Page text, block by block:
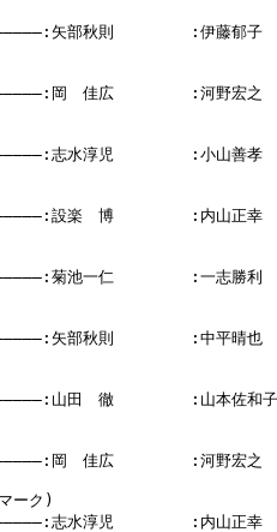
矢部秋則        :伊藤郁子
岡　佳広        :河野宏之
志水淳児        :小山善孝
設楽　博        :内山正幸
菊池一仁        :一志勝利
矢部秋則        :中平晴也
山田　徹        :山本佐和子
岡　佳広        :河野宏之
ーク)
志水淳児        :内山正幸